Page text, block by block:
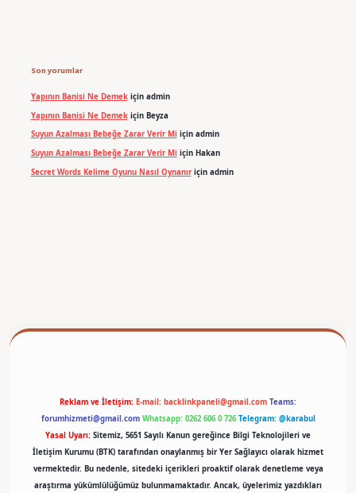
Son yorumlar
Yapının Banisi Ne Demekiçin admin
Yapının Banisi Ne Demekiçin Beyza
Suyun Azalması Bebeğe Zarar Verir Miiçin admin
Suyun Azalması Bebeğe Zarar Verir Miiçin Hakan
Secret Words Kelime Oyunu Nasıl Oynanıriçin admin
Reklam ve İletişim: E-mail: backlinkpaneli@gmail.com Teams:
forumhizmeti@gmail.com Whatsapp: 0262 606 0 726 Telegram: @karabul
Yasal Uyarı: Sitemiz, 5651 Sayılı Kanun gereğince Bilgi Teknolojileri ve
İletişim Kurumu (BTK) tarafından onaylanmış bir Yer Sağlayıcı olarak hizmet
vermektedir. Bu nedenle, sitedeki içerikleri proaktif olarak denetleme veya
araştırma yükümlülüğümüz bulunmamaktadır. Ancak, üyelerimiz yazdıkları